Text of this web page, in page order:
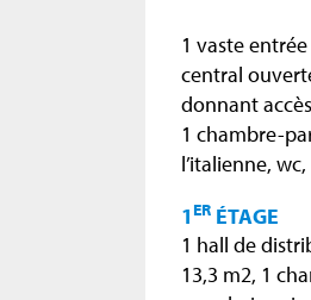
1 vaste
central
donnant
1 chambre-
l’italienne,
1 ER ÉTAGE
1 hall de
13,3 m2, 1